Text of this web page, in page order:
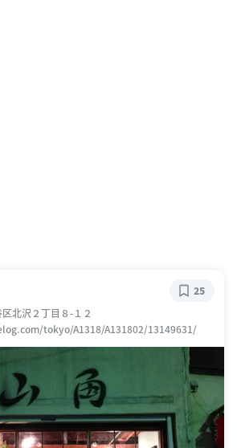
北沢２丁目８-１２
tokyo/A1318/A131802/13149631/
25